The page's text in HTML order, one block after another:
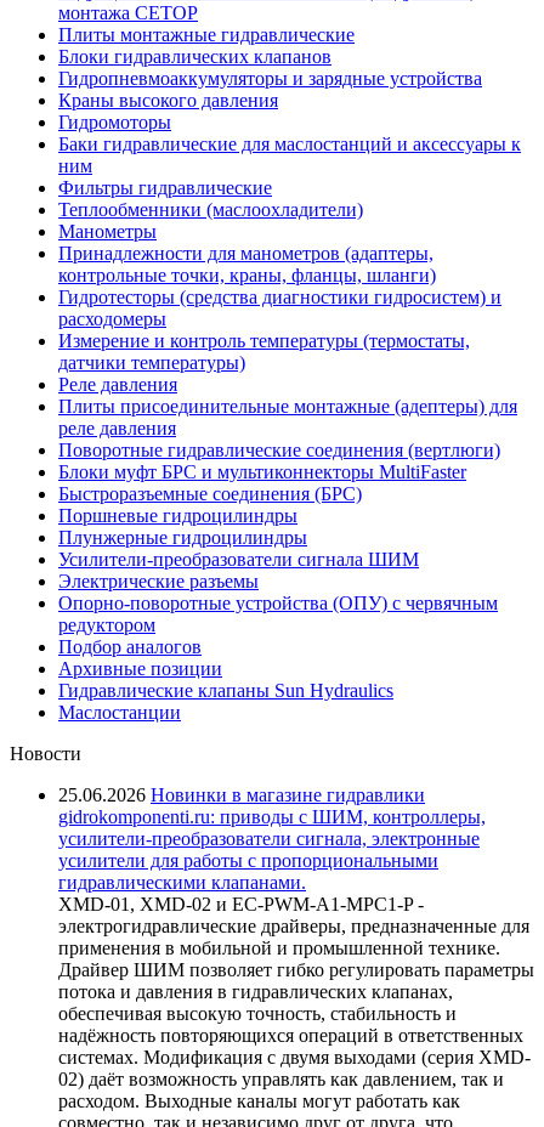
монтажа CETOP
Плиты монтажные гидравлические
Блоки гидравлических клапанов
Гидропневмоаккумуляторы и зарядные устройства
Краны высокого давления
Гидромоторы
Баки гидравлические для маслостанций и аксессуары к
ним
Фильтры гидравлические
Теплообменники (маслоохладители)
Манометры
Принадлежности для манометров (адаптеры,
контрольные точки, краны, фланцы, шланги)
Гидротесторы (средства диагностики гидросистем) и
расходомеры
Измерение и контроль температуры (термостаты,
датчики температуры)
Реле давления
Плиты присоединительные монтажные (адептеры) для
реле давления
Поворотные гидравлические соединения (вертлюги)
Блоки муфт БРС и мультиконнекторы MultiFaster
Быстроразъемные соединения (БРС)
Поршневые гидроцилиндры
Плунжерные гидроцилиндры
Усилители-преобразователи сигнала ШИМ
Электрические разъемы
Опорно-поворотные устройства (ОПУ) с червячным
редуктором
Подбор аналогов
Архивные позиции
Гидравлические клапаны Sun Hydraulics
Маслостанции
Новости
25.06.2026 Новинки в магазине гидравлики
gidrokomponenti.ru: приводы с ШИМ, контроллеры,
усилители-преобразователи сигнала, электронные
усилители для работы с пропорциональными
гидравлическими клапанами.
XMD-01, XMD-02 и EC-PWM-A1-MPC1-P -
электрогидравлические драйверы, предназначенные для
применения в мобильной и промышленной технике.
Драйвер ШИМ позволяет гибко регулировать параметры
потока и давления в гидравлических клапанах,
обеспечивая высокую точность, стабильность и
надёжность повторяющихся операций в ответственных
системах. Модификация с двумя выходами (серия XMD-
02) даёт возможность управлять как давлением, так и
расходом. Выходные каналы могут работать как
совместно, так и независимо друг от друга, что